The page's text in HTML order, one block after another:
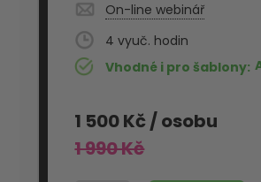
On-line webinář
4
Vhodné i pro šablony
1 990 Kč
1 500 Kč/ osobu